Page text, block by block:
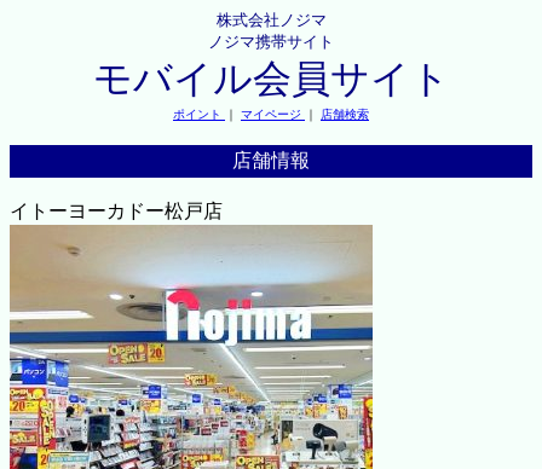
株式会社ノジマ
ノジマ携帯サイト
モバイル会員サイト
ポイント ｜ マイページ ｜ 店舗検索
店舗情報
イトーヨーカドー松戸店